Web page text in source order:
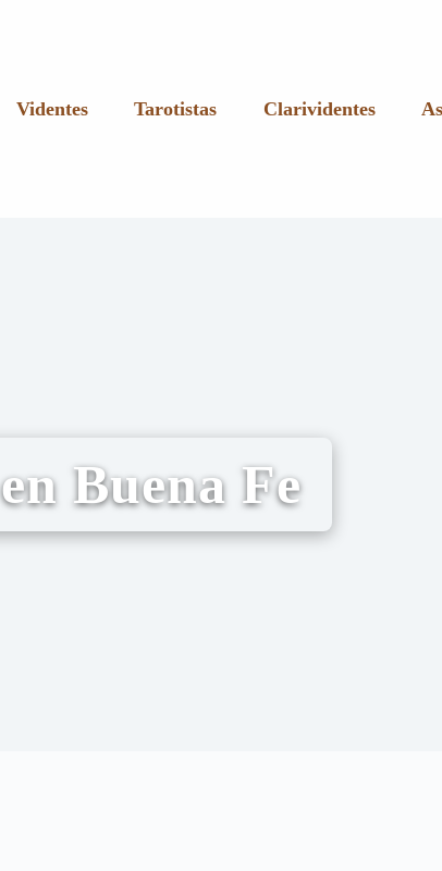
Videntes Tarotistas Clarividentes
Buena Fe